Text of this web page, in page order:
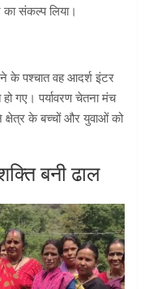
का संकल्प लिया।
के पश्चात वह आदर्श इंटर
गए। पर्यावरण चेतना मंच
क्षेत्र के बच्चों और युवाओं को
बनी ढाल